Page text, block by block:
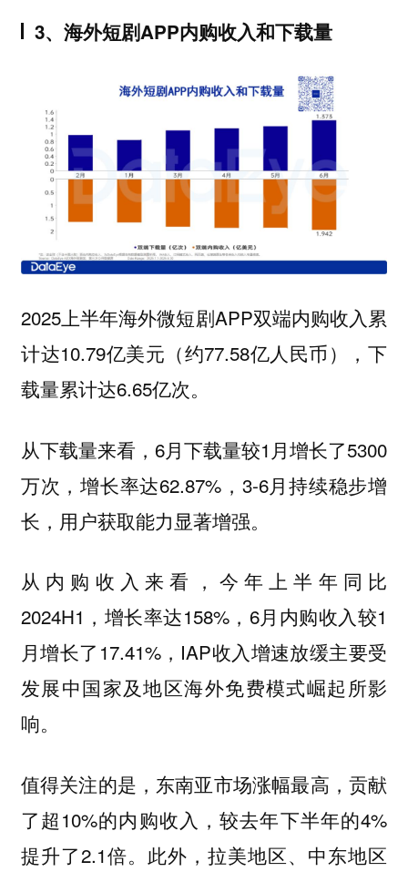
3、海外短剧APP内购收入和下载量
2025上半年海外微短剧APP双端内购收入累
计达10.79亿美元（约77.58亿人民币），下
载量累计达6.65亿次。
从下载量来看，6月下载量较1月增长了5300
万次，增长率达62.87%，3-6月持续稳步增
长，用户获取能力显著增强。
从内购收入来看，今年上半年同比
2024H1，增长率达158%，6月内购收入较1
月增长了17.41%，IAP收入增速放缓主要受
发展中国家及地区海外免费模式崛起所影
响。
值得关注的是，东南亚市场涨幅最高，贡献
了超10%的内购收入，较去年下半年的4%
提升了2.1倍。此外，拉美地区、中东地区